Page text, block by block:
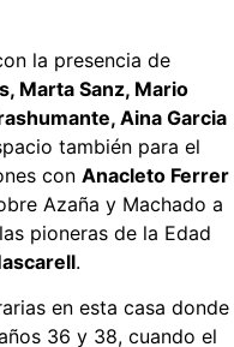
la presencia de
Marta Sanz, Mario
Aina Garcia
también para el
con Anacleto Ferrer
Azaña y Machado a
pioneras de la Edad
.
en esta casa donde
36 y 38, cuando el